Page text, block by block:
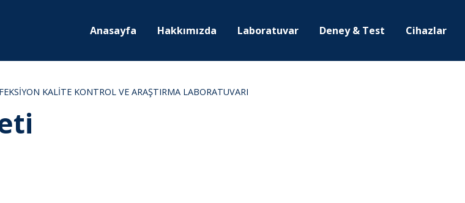
Anasayfa Hakkımızda Laboratuvar Deney & Test Cihazlar
KALİTE KONTROL VE ARAŞTIRMA LABORATUVARI